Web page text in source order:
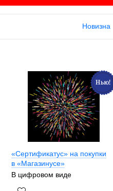
Новизна
«Сертификатус» на покупки
в «Магазинусе»
В цифровом виде